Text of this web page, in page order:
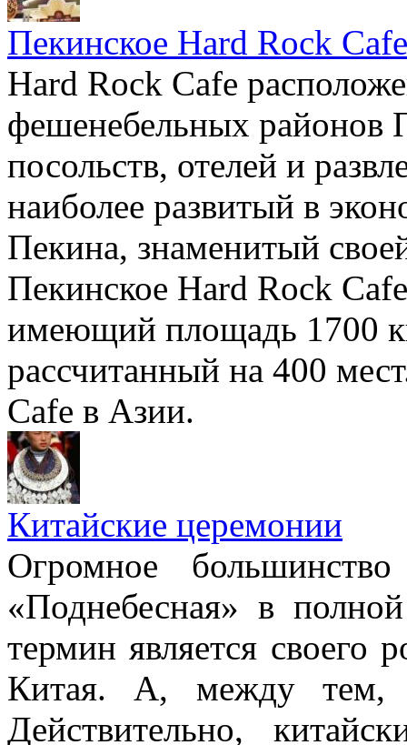
Пекинское Hard Rock Cafe
Hard Rock Cafe
фешенебельных районов
посольств, отелей и
наиболее развитый в
Пекина, знаменитый
Пекинское Hard Rock
имеющий площадь 1700
рассчитанный на 400
Cafe в Азии.
Китайские церемонии
Огромное
«Поднебесная» в
термин является своего
Китая. А, между тем,
Действительно,